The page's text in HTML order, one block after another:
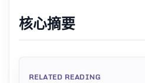
核心摘要
RELATED READING